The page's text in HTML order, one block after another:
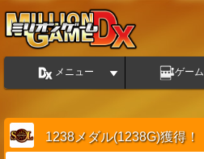
メニュー ゲーム
1238メダル(1238G)獲得！